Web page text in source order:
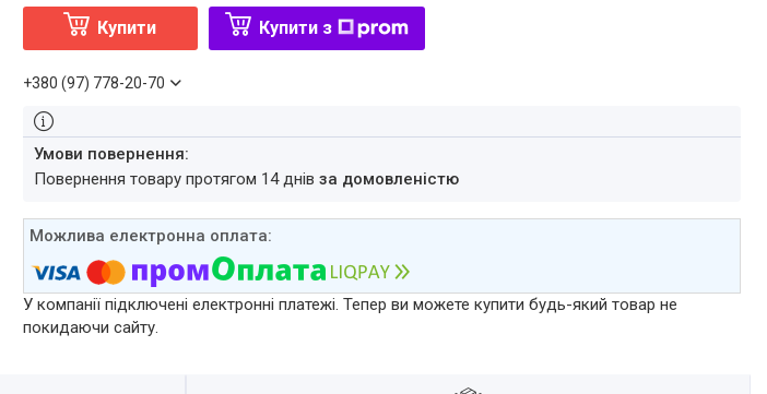
Купити Купити з
+380 (97) 778-20-70
повернення товару протягом 14 днів за домовленістю
У компанії підключені електронні платежі. Тепер ви можете купити будь-який товар не
покидаючи сайту.